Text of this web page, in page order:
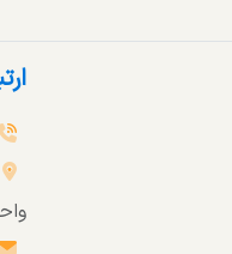
واحد